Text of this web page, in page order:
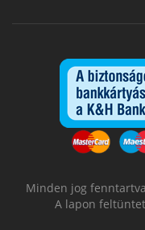
Minden jog
A lapon